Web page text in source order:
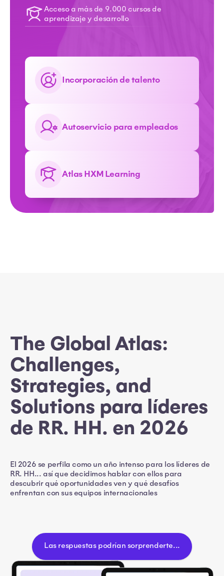
Acceso a más de 9.000 cursos de
aprendizaje y desarrollo
Incorporación de talento
Autoservicio para empleados
Atlas HXM Learning
The Global Atlas:
Challenges,
Strategies, and
Solutions para líderes
de RR. HH. en 2026
El 2026 se perfila como un año intenso para los líderes de
RR. HH... así que decidimos hablar con ellos para
descubrir qué oportunidades ven y qué desafíos
enfrentan con sus equipos internacionales
Las respuestas podrían sorprenderte...